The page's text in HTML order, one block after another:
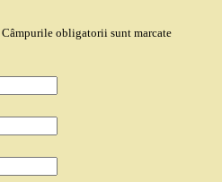
Câmpurile obligatorii sunt marcate